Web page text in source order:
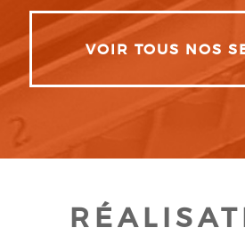
VOIR TOUS NOS